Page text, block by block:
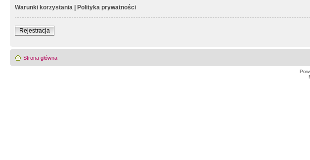
Warunki korzystania | Polityka prywatności
Rejestracja
Strona główna